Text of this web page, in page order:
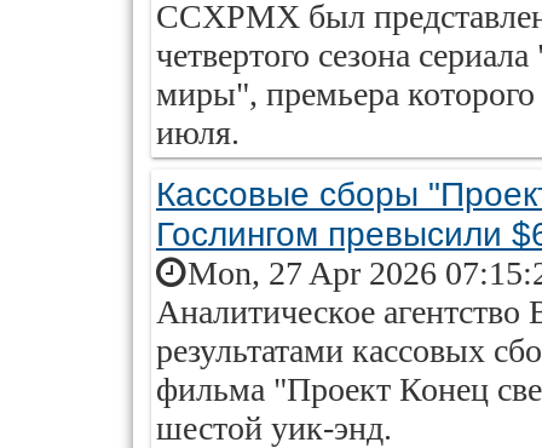
CCXPMX был
четвертого сезона
миры", премьера
июля.
Кассовые сборы
Гослингом превысили
Mon, 27 Apr 2026
Аналитическое
результатами кассовых
фильма "Проект Конец
шестой уик-энд.